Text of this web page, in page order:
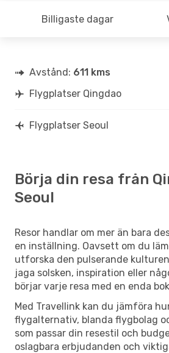
Billigaste dagar
Avstånd: 611 kms
Flygplatser Qingdao
Flygplatser Seoul
Börja din resa från
Seoul
Resor handlar om mer än bara
en inställning. Oavsett om du
utforska den pulserande
jaga solsken, inspiration eller
börjar varje resa med en enda
Med Travellink kan du jämföra
flygalternativ, blanda flygbolag
som passar din resestil och
oslagbara erbjudanden och